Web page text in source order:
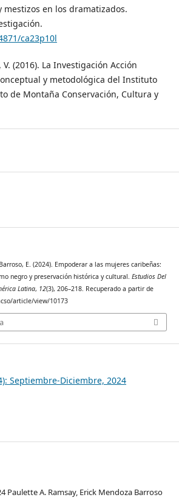
mestizos en los dramatizados.
ca23p10l
V. (2016). La Investigación Acción
y metodológica del Instituto
de Montaña Conservación, Cultura y
E. (2024). Empoderar a las mujeres caribeñas:
negro y preservación histórica y cultural. Estudios Del
Latina, 12(3), 206–218. Recuperado a partir de
article/view/10173
Septiembre-Diciembre, 2024
Paulette A. Ramsay, Erick Mendoza Barroso